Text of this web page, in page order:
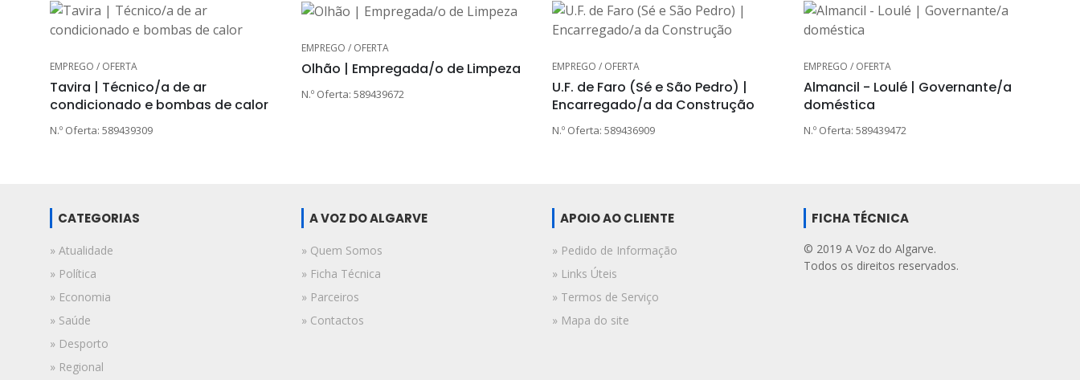
EMPREGO / OFERTA
Tavira | Técnico/a de ar
condicionado e bombas de calor
N.º Oferta: 589439309
EMPREGO / OFERTA
Olhão | Empregada/o de Limpeza
N.º Oferta: 589439672
EMPREGO / OFERTA
U.F. de Faro (Sé e São Pedro) |
Encarregado/a da Construção
N.º Oferta: 589436909
EMPREGO / OFERTA
Almancil - Loulé | Governante/a
doméstica
N.º Oferta: 589439472
CATEGORIAS
» Atualidade
» Política
» Economia
» Saúde
» Desporto
» Regional
A VOZ DO ALGARVE
» Quem Somos
» Ficha Técnica
» Parceiros
» Contactos
APOIO AO CLIENTE
» Pedido de Informação
» Links Úteis
» Termos de Serviço
» Mapa do site
FICHA TÉCNICA
© 2019 A Voz do Algarve.
Todos os direitos reservados.